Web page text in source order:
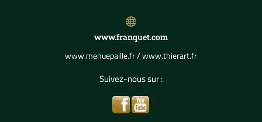

www.franquet.com
www.menuepaille.fr/www.thierart.fr
Suivez-nous sur :